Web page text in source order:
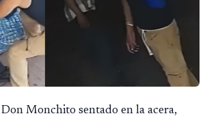
Monchito sentado en la acera,